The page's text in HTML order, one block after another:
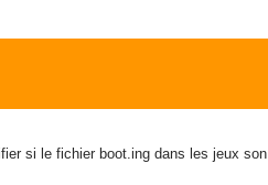
si le fichier boot.ing dans les jeux